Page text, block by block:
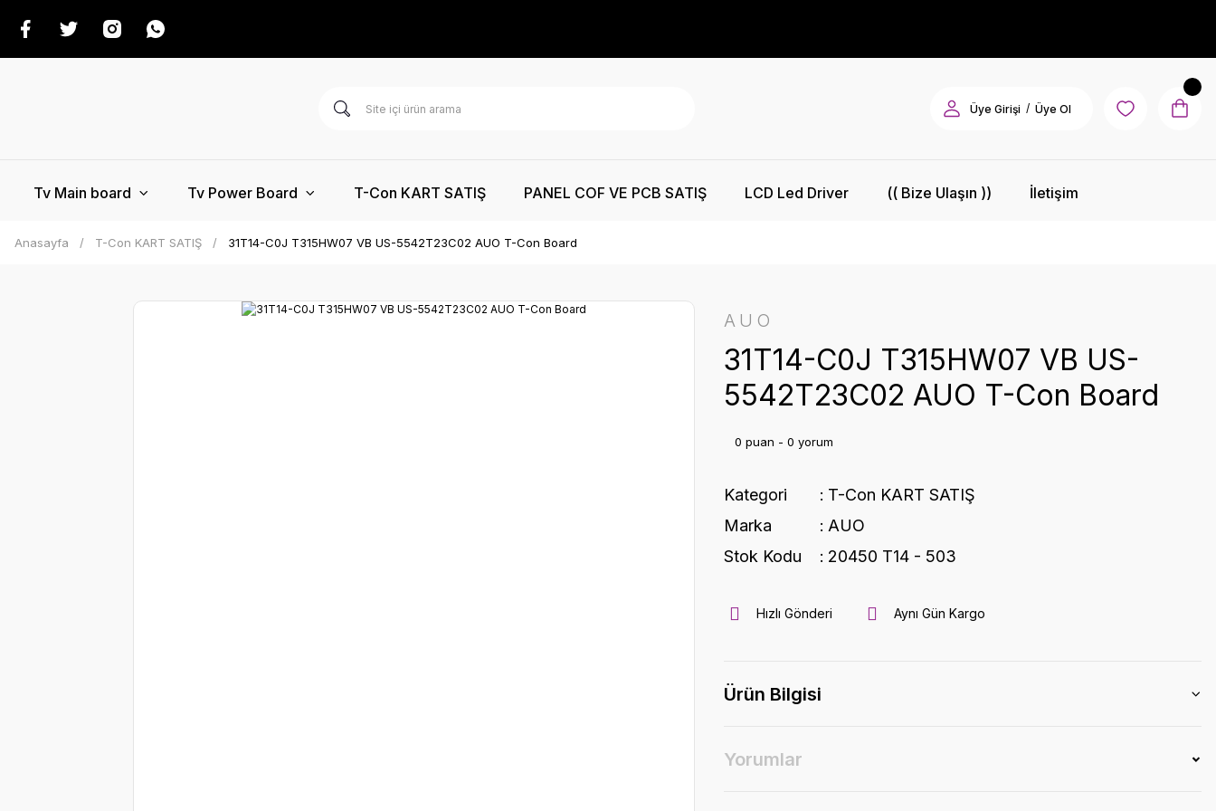
Üye Girişi / Üye Ol
Tv Main board Tv Power Board T-Con KART SATIŞ PANEL COF VE PCB SATIŞ LCD Led Driver (( Bize Ulaşın )) İletişim
Anasayfa T-Con KART SATIŞ 31T14-C0J T315HW07 VB US-5542T23C02 AUO T-Con Board
AUO
31T14-C0J T315HW07 VB US-
5542T23C02 AUO T-Con Board
0 puan - 0 yorum
Kategori
T-Con KART SATIŞ
Marka
AUO
Stok Kodu
20450 T14 - 503
Hızlı Gönderi Aynı Gün Kargo
Ürün Bilgisi
Yorumlar